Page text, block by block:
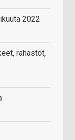
2022
rahastot,